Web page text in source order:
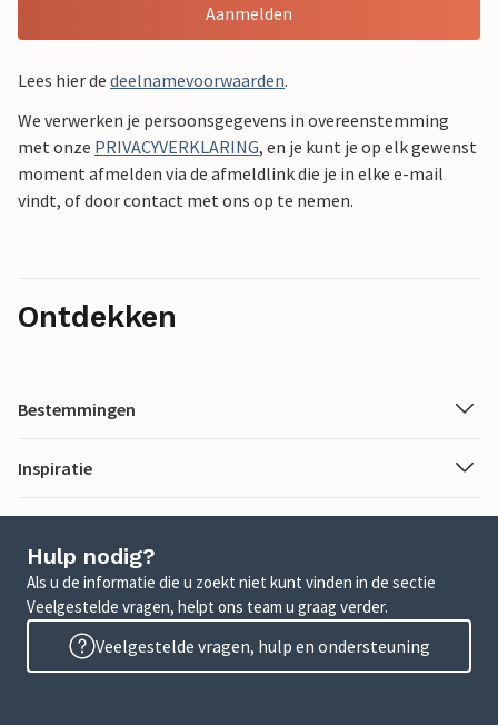
Aanmelden
Lees hier de deelnamevoorwaarden.
We verwerken je persoonsgegevens in overeenstemming
met onze PRIVACYVERKLARING, en je kunt je op elk gewenst
moment afmelden via de afmeldlink die je in elke e-mail
vindt, of door contact met ons op te nemen.
Ontdekken
Bestemmingen
Inspiratie
Hulp nodig?
Als u de informatie die u zoekt niet kunt vinden in de sectie
Veelgestelde vragen, helpt ons team u graag verder.
Veelgestelde vragen, hulp en ondersteuning